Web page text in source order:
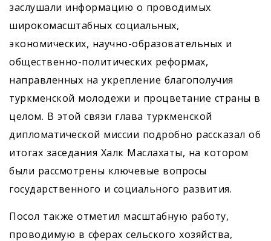
заслушали информацию о проводимых
широкомасштабных социальных,
экономических, научно-образовательных и
общественно-политических реформах,
направленных на укрепление благополучия
туркменской молодежи и процветание страны в
целом. В этой связи глава туркменской
дипломатической миссии подробно рассказал об
итогах заседания Халк Маслахаты, на котором
были рассмотрены ключевые вопросы
государственного и социального развития.
Посол также отметил масштабную работу,
проводимую в сферах сельского хозяйства,